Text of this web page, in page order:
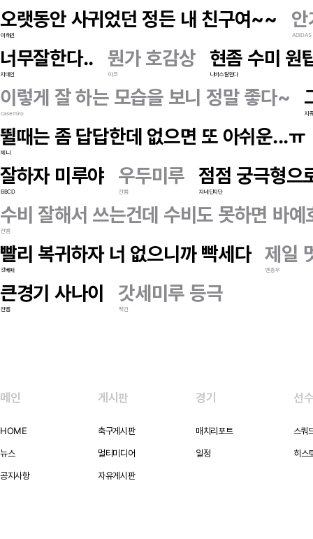
오랫동안 사귀었던 정든 내 친구여~~
이해빈 ADlDAS
너무잘한다..
지데인
뭔가 호감상
마코
현좀 수미 원
나바스잘한다
이렇게 잘 하는 모습을 보니 정말 좋다~
casemiro 지
뛸때는 좀 답답한데 없으면 또 아쉬운...ㅠ
제니
잘하자 미루야
BBCD
우두미루
전뱀
점점 궁극형으
지네딘지단
수비 잘해서 쓰는건데 수비도 못하면 바
전뱀
빨리 복귀하자 너 없으니까 빡세다
갓베매
제일
벤총무
큰경기 사나이
전뱀
갓세미루 등극
맥킨
메인
HOME
뉴스
공지사항
게시판
축구게시판
멀티미디어
자유게시판
경기
매치리포트
일정
선
스쿼
히스